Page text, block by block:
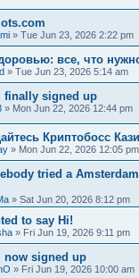
» Tue Jun 23, 2026 2:22 pm
все, что
» Tue Jun 23, 2026 5:14 am
finally signed up
» Mon Jun 22, 2026 12:44 pm
Криптобосс
» Mon Jun 22, 2026 12:05 pm
tried a
» Sat Jun 20, 2026 8:12 pm
to say Hi!
» Fri Jun 19, 2026 9:11 pm
now signed up
» Fri Jun 19, 2026 10:00 am